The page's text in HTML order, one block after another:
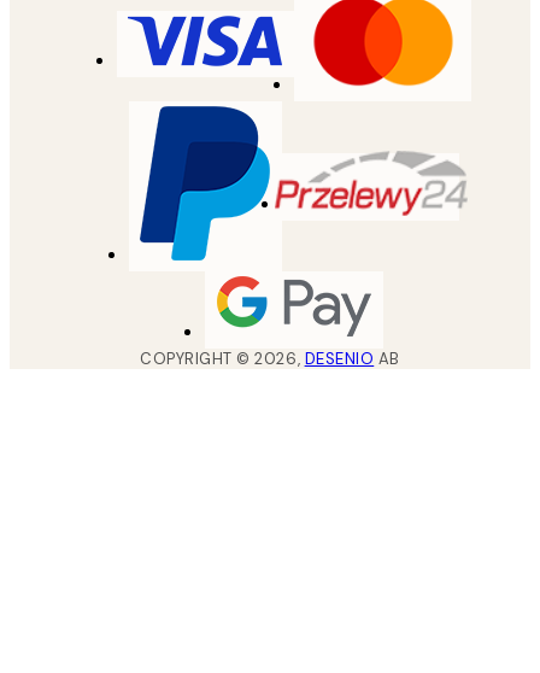
COPYRIGHT ©2026, DESENIO AB